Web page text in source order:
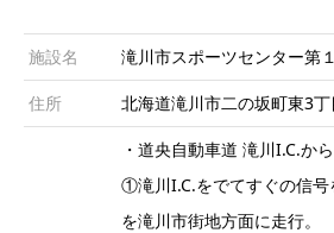
施設名 滝川市スポーツセンター第
住所 北海道滝川市二の坂町東3
・道央自動車道 滝川I.C.から
①滝川I.C.をでてすぐの信号
を滝川市街地方面に走行。